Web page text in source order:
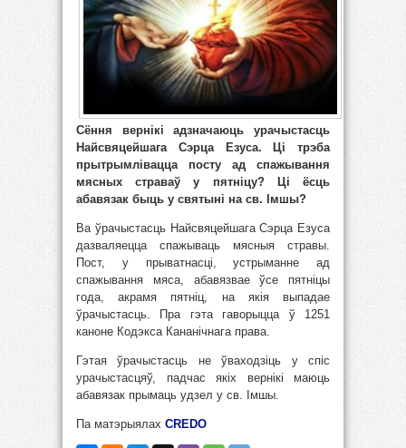
Сёння вернікі адзначаюць урачыстасць
Найсвяцейшага Сэрца Езуса. Ці трэба
прытрымлівацца посту ад спажывання
мясных страваў у пятніцу? Ці ёсць
абавязак быць у святыні на св. Імшы?
Ва ўрачыстасць Найсвяцейшага Сэрца Езуса
дазваляецца спажываць мясныя стравы.
Пост, у прыватнасці, устрыманне ад
спажывання мяса, абавязвае ўсе пятніцы
года, акрамя пятніц, на якія выпадае
ўрачыстасць. Пра гэта гаворыцца ў 1251
каноне Кодэкса Кананічнага права.
Гэтая ўрачыстасць не ўваходзіць у спіс
урачыстасцяў, падчас якіх вернікі маюць
абавязак прымаць удзел у св. Імшы.
Па матэрыялах CREDO